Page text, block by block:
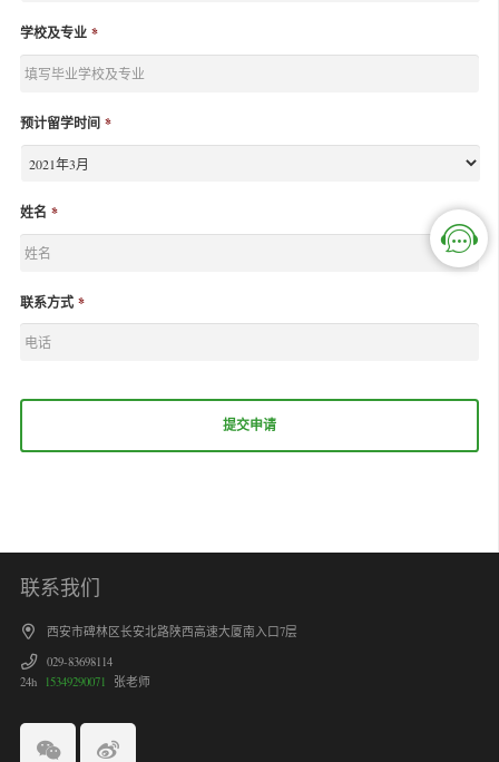
学校及专业 *
预计留学时间 *
姓名 *
联系方式 *
联系我们
西安市碑林区长安北路陕西高速大厦南入口7层
029-83698114
24h
15349290071 张老师